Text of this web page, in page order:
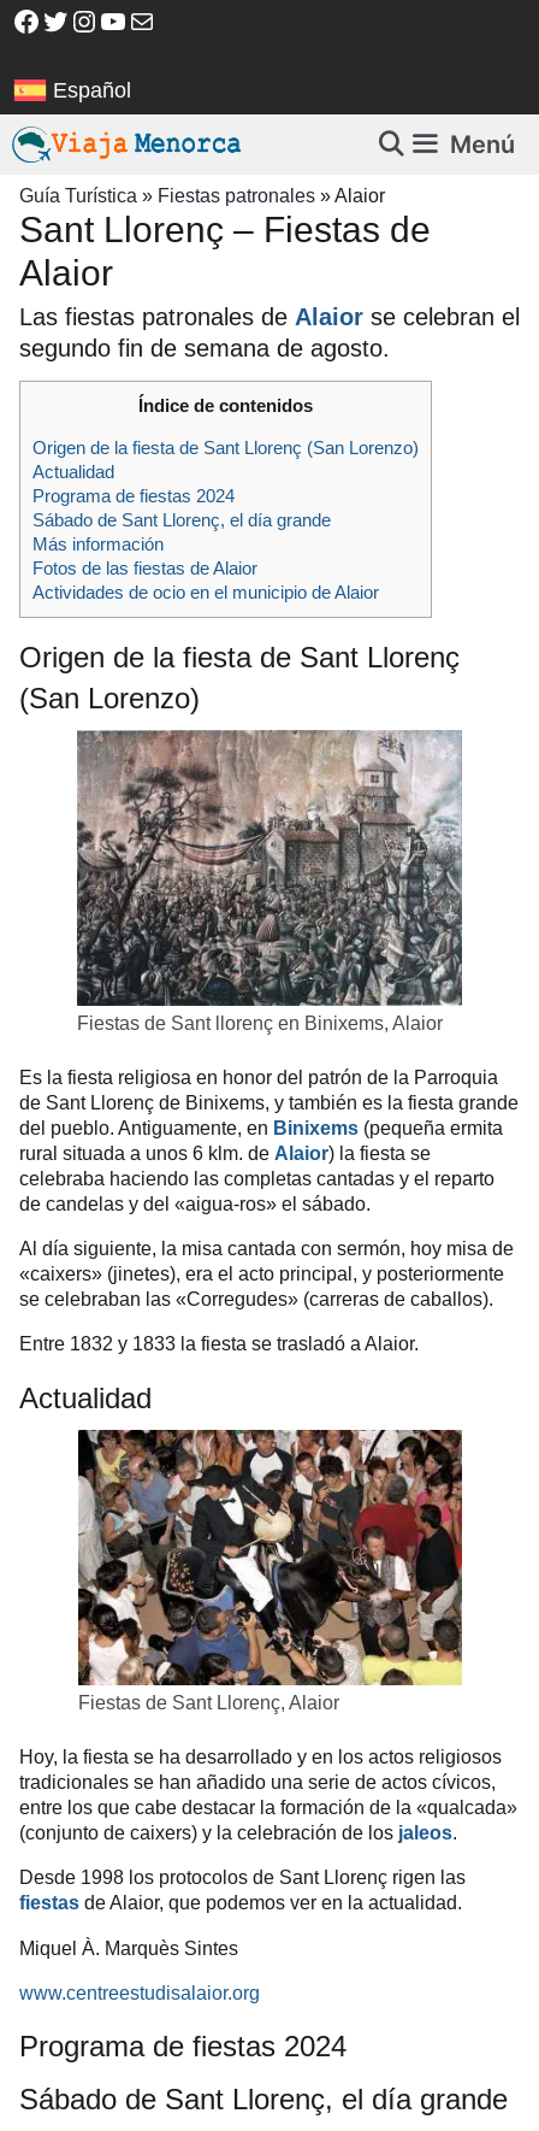
Saltar
Facebook
Twitter
Instagram
YouTube
Correo electrónico
Español
Menú
Guía Turística » Fiestas patronales »Alaior
Sant Llorenç – Fiestas de
Alaior
Las fiestas patronales de Alaior se celebran el
segundo fin de semana de agosto.
Índice de contenidos
Origen de la fiesta de Sant Llorenç (San Lorenzo)
Actualidad
Programa de fiestas 2024
Sábado de Sant Llorenç, el día grande
Más información
Fotos de las fiestas de Alaior
Actividades de ocio en el municipio de Alaior
Origen de la fiesta de Sant Llorenç
(San Lorenzo)
Fiestas de Sant llorenç en Binixems, Alaior
Es la fiesta religiosa en honor del patrón de la Parroquia
de Sant Llorenç de Binixems, y también es la fiesta grande
del pueblo. Antiguamente, en Binixems (pequeña ermita
rural situada a unos 6 klm. de Alaior) la fiesta se
celebraba haciendo las completas cantadas y el reparto
de candelas y del «aigua-ros» el sábado.
Al día siguiente, la misa cantada con sermón, hoy misa de
«caixers» (jinetes), era el acto principal, y posteriormente
se celebraban las «Corregudes» (carreras de caballos).
Entre 1832 y 1833 la fiesta se trasladó a Alaior.
Actualidad
Fiestas de Sant Llorenç, Alaior
Hoy, la fiesta se ha desarrollado y en los actos religiosos
tradicionales se han añadido una serie de actos cívicos,
entre los que cabe destacar la formación de la «qualcada»
(conjunto de caixers) y la celebración de los jaleos.
Desde 1998 los protocolos de Sant Llorenç rigen las
fiestas de Alaior, que podemos ver en la actualidad.
Miquel À. Marquès Sintes
www.centreestudisalaior.org
Programa de fiestas 2024
Sábado de Sant Llorenç, el día grande